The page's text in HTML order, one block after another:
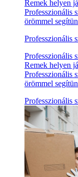
Remek helyen
Professzionális
örömmel
Professzionális
Professzionális
Remek helyen
Professzionális
örömmel
Professzionális